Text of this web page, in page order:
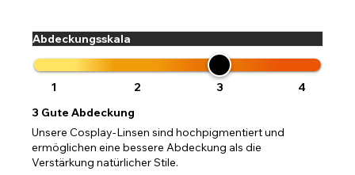
Abdeckungsskala
1 2 3
4
3 Gute Abdeckung
Unsere Cosplay-Linsen sind hochpigmentiert und
ermöglichen eine bessere Abdeckung als die
Verstärkung natürlicher Stile.